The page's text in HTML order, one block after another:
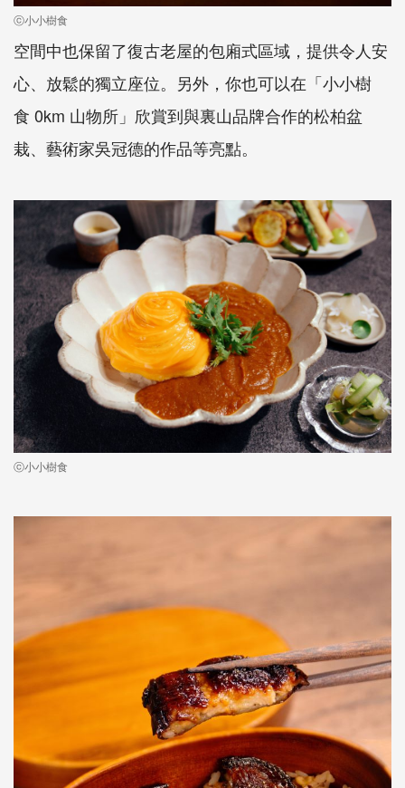
ⓒ小小樹食
空間中也保留了復古老屋的包廂式區域，提供令人安
心、放鬆的獨立座位。另外，你也可以在「小小樹
食 0km 山物所」欣賞到與裏山品牌合作的松柏盆
栽、藝術家吳冠德的作品等亮點。
ⓒ小小樹食